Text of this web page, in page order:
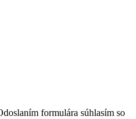
formulára súhlasím so